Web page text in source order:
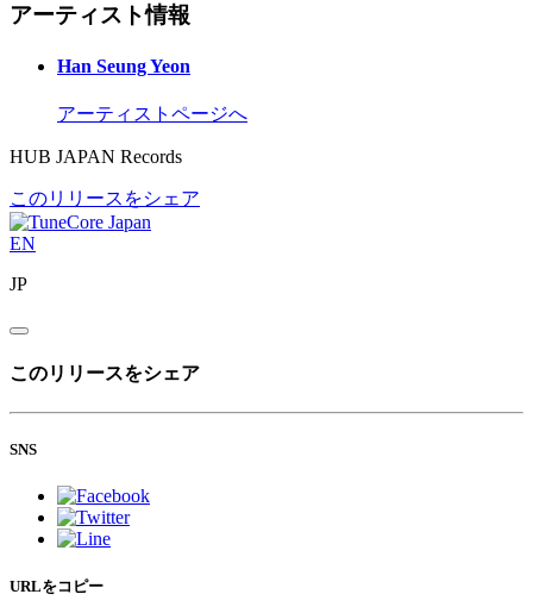
アーティスト情報
Han Seung Yeon
アーティストページへ
HUB JAPAN Records
このリリースをシェア
EN
JP
このリリースをシェア
SNS
URLをコピー